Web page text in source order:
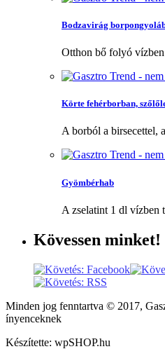
Bodzavirág
Otthon bő folyó
Körte fehérborban,
A borból a birsecettel,
Gyömbérhab
A zselatint 1 dl vízben
Kövessen minket!
Minden jog fenntartva © 2017,
ínyenceknek
Készítette: wpSHOP.hu